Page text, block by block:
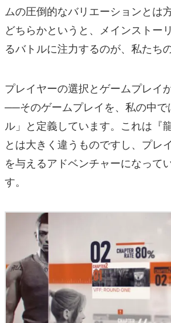
ムの圧倒的なバリエーションとは
どちらかというと、メインストー
るバトルに注力するのが、私たち
プレイヤーの選択とゲームプレイ
──そのゲームプレイを、私の中で
ル」と定義しています。これは『
とは大きく違うものですし、プレ
を与えるアドベンチャーになって
す。